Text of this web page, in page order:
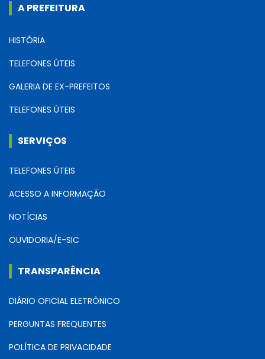
A PREFEITURA
HISTÓRIA
TELEFONES ÚTEIS
GALERIA DE EX-PREFEITOS
TELEFONES ÚTEIS
SERVIÇOS
TELEFONES ÚTEIS
ACESSO A INFORMAÇÃO
NOTÍCIAS
OUVIDORIA/E-SIC
TRANSPARÊNCIA
DIÁRIO OFICIAL ELETRÔNICO
PERGUNTAS FREQUENTES
POLÍTICA DE PRIVACIDADE